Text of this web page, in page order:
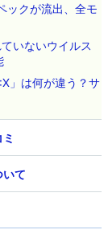
ックが流出、全モ
いないウイルス
」は何が違う？サ
いて